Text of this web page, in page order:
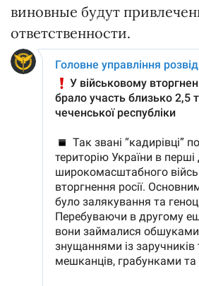
виновные будут
ответственности.